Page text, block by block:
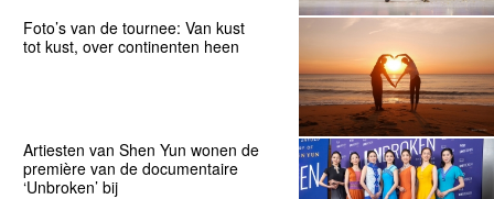
Foto’s van de tournee: Van kust
tot kust, over continenten heen
Artiesten van Shen Yun wonen de
première van de documentaire
‘Unbroken’ bij